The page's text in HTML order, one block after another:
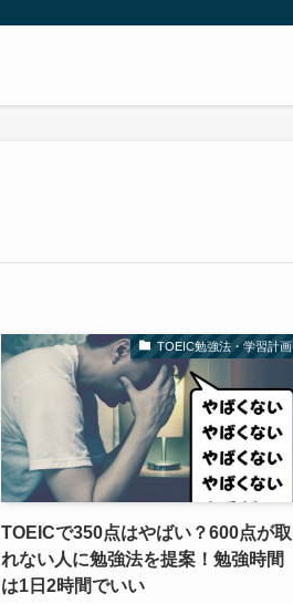
TOEIC勉強法・学習計画
TOEICで350点はやばい？600点が取
れない人に勉強法を提案！勉強時間
は1日2時間でいい